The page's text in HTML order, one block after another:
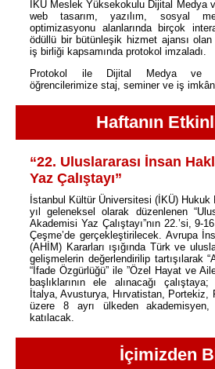
İKÜ Meslek Yüksekokulu Dijital Medya
web tasarım, yazılım, sosyal
optimizasyonu alanlarında birçok
ödüllü bir bütünleşik hizmet ajansı
iş birliği kapsamında protokol imzaladı.
Protokol ile Dijital Medya ve
öğrencilerimize staj, seminer ve iş
Haftanın
“22. Uluslararası İnsan
Yaz Çalıştayı”
İstanbul Kültür Üniversitesi (İKÜ) Hukuk
yıl geleneksel olarak düzenlenen
Akademisi Yaz Çalıştayı”nın 22.’si, 9-
Çeşme’de gerçekleştirilecek. Avrupa
(AHİM) Kararları ışığında Türk ve
gelişmelerin değerlendirilip tartışılarak
“İfade Özgürlüğü” ile ”Özel Hayat ve
başlıklarının ele alınacağı
İtalya, Avusturya, Hırvatistan, Portekiz,
üzere 8 ayrı ülkeden
katılacak.
İçimizden